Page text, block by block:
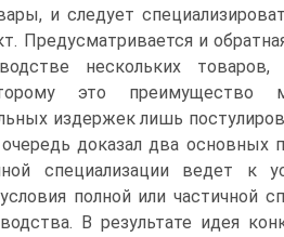
и следует
Предусматривается и
нескольких
это преимущество
издержек лишь
доказал два основных
специализации ведет к
полной или частичной
В результате идея